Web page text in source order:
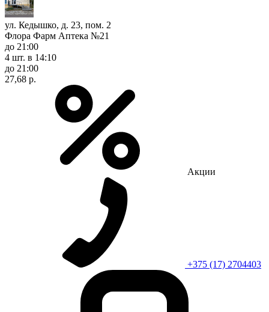
ул. Кедышко, д. 23, пом. 2
Флора Фарм Аптека №21
до 21:00
4 шт. в 14:10
до 21:00
27,68 р.
Акции
+375 (17) 2704403